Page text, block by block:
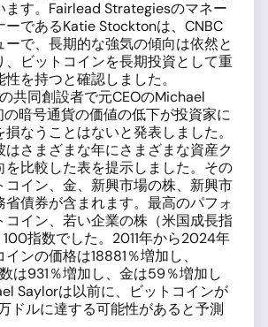
ます。Fairlead Strategiesのマネー
ーであるKatie Stocktonは、CNBC
ーで、長期的な強気の傾向は依然と
、ビットコインを長期投資として重
を持つと確認しました。
共同創設者で元CEOのMichael
暗号通貨の価値の低下が投資家に
なうことはないと発表しました。
はさまざまな年にさまざまな資産ク
を比較した表を提示しました。その
コイン、金、新興市場の株、新興市
省債券が含まれます。最高のパフォ
コイン、若い企業の株（米国成長指
指数でした。2011年から2024年
ンの価格は18881％増加し、
は931％増加し、金は59％増加し
Saylorは以前に、ビットコインが
ドルに達する可能性があると予測